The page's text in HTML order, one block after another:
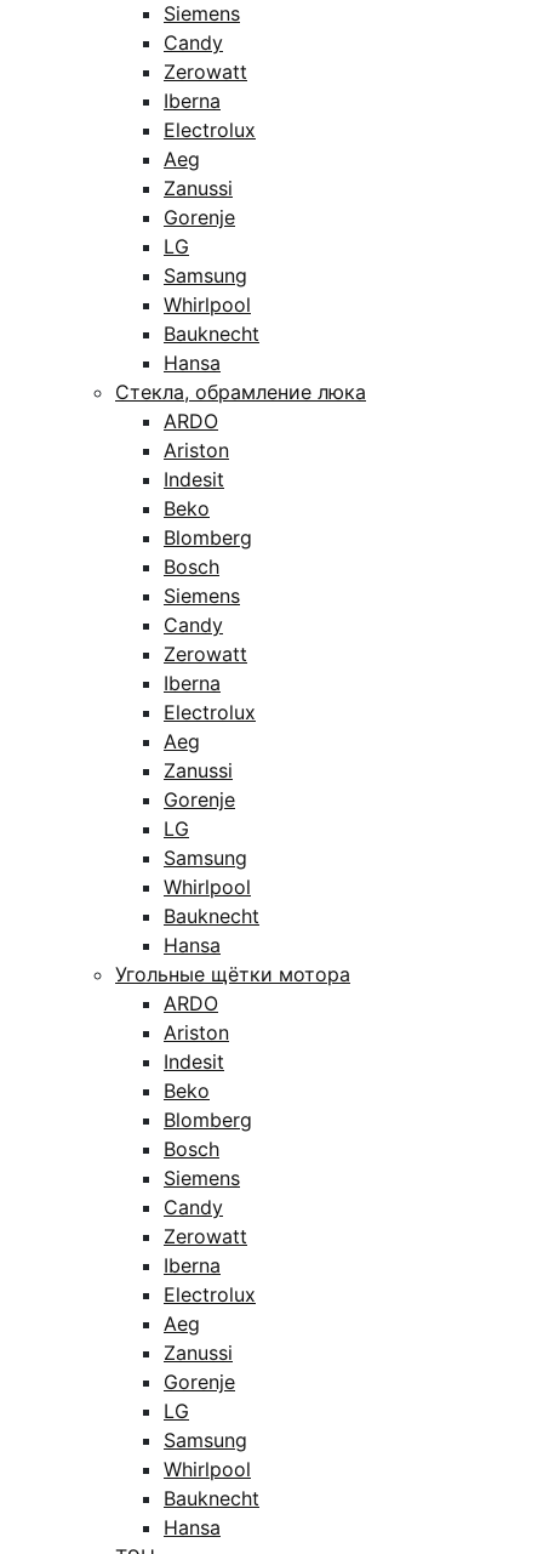
Siemens
Candy
Zerowatt
Iberna
Electrolux
Aeg
Zanussi
Gorenje
LG
Samsung
Whirlpool
Bauknecht
Hansa
Стекла, обрамление люка
ARDO
Ariston
Indesit
Beko
Blomberg
Bosch
Siemens
Candy
Zerowatt
Iberna
Electrolux
Aeg
Zanussi
Gorenje
LG
Samsung
Whirlpool
Bauknecht
Hansa
Угольные щётки мотора
ARDO
Ariston
Indesit
Beko
Blomberg
Bosch
Siemens
Candy
Zerowatt
Iberna
Electrolux
Aeg
Zanussi
Gorenje
LG
Samsung
Whirlpool
Bauknecht
Hansa